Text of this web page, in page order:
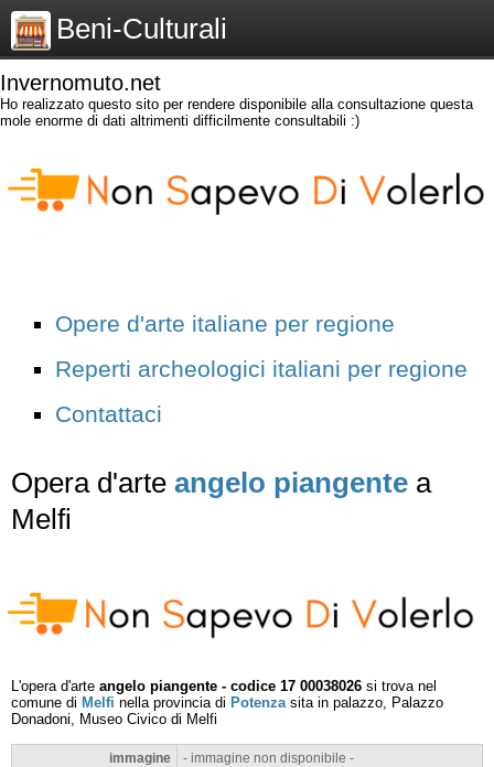
Beni-Culturali
Invernomuto.net
Ho realizzato questo sito per rendere disponibile alla consultazione questa
mole enorme di dati altrimenti difficilmente consultabili :)
Opere d'arte italiane per regione
Reperti archeologici italiani per regione
Contattaci
Opera d'arte angelo piangente a
Melfi
L'opera d'arte angelo piangente - codice 17 00038026 si trova nel
comune di Melfi nella provincia di Potenzasita in palazzo, Palazzo
Donadoni, Museo Civico di Melfi
immagine
- immagine non disponibile -